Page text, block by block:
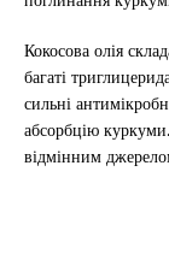
Кокосова олія
багаті
сильні
абсорбцію
відмінним